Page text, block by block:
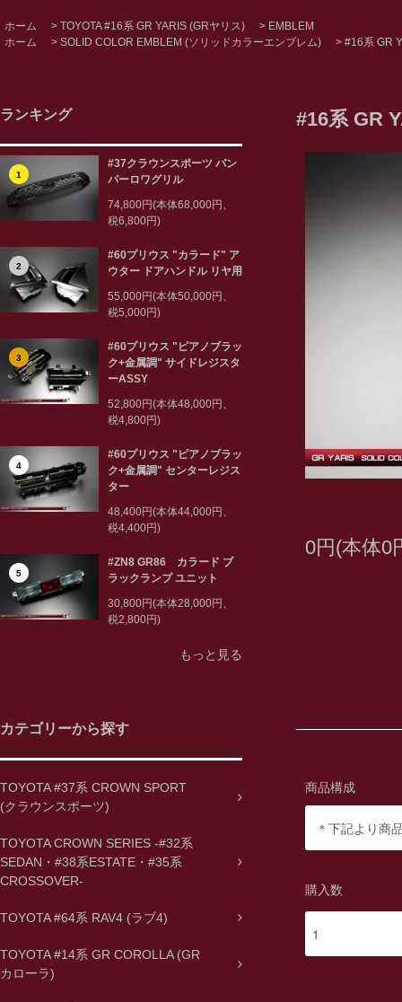
ホーム > TOYOTA #16系 GR YARIS (GRヤリス) > EMBLEM
ホーム
> SOLID COLOR EMBLEM (ソリッドカラーエンブレム) > #16系 GR
ランキング
1
#37クラウンスポーツ バン
パーロワグリル
74,800円(本体68,000円、
税6,800円)
2
#60プリウス "カラード" ア
ウター ドアハンドル リヤ用
55,000円(本体50,000円、
税5,000円)
3
#60プリウス "ピアノブラッ
ク+金属調" サイドレジスタ
ーASSY
52,800円(本体48,000円、
税4,800円)
4
#60プリウス "ピアノブラッ
ク+金属調" センターレジス
ター
48,400円(本体44,000円、
税4,400円)
5
#ZN8 GR86 カラード ブ
ラックランプ ユニット
30,800円(本体28,000円、
税2,800円)
もっと見る
カテゴリーから探す
TOYOTA #37系 CROWN SPORT
(クラウンスポーツ)
TOYOTA CROWN SERIES -#32系
SEDAN・#38系ESTATE・#35系
CROSSOVER-
TOYOTA #64系 RAV4 (ラブ4)
TOYOTA #14系 GR COROLLA (GR
カローラ)
#16系 GR
0円(本体0
商品構成
購入数